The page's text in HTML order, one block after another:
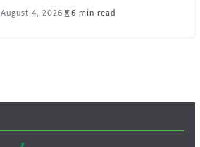
August 4, 2026 6 min read